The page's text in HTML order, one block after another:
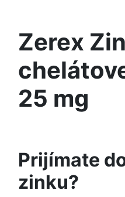
Zerex
25 mg
Prijímate
zinku?